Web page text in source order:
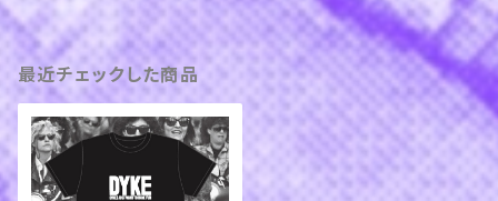
最近チェックした商品